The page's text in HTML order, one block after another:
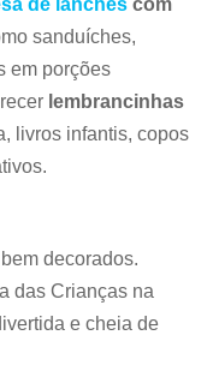
de lanches com
sanduíches,
em porções
lembrancinhas
livros infantis, copos
decorados.
das Crianças na
e cheia de